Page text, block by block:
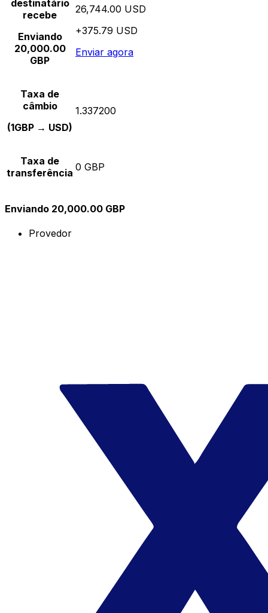
destinatário
recebe
Enviando
20,000.00
GBP
26,744.00 USD
+375.79 USD
Enviar agora
Taxa de
câmbio
(1GBP → USD)
1.337200
Taxa de
transferência 0 GBP
Enviando 20,000.00 GBP
Provedor